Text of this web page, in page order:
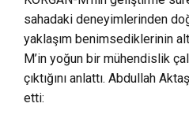
sahadaki deneyimlerinden
yaklaşım benimsediklerinin
M’in yoğun bir mühendislik
çıktığını anlattı. Abdullah
etti: